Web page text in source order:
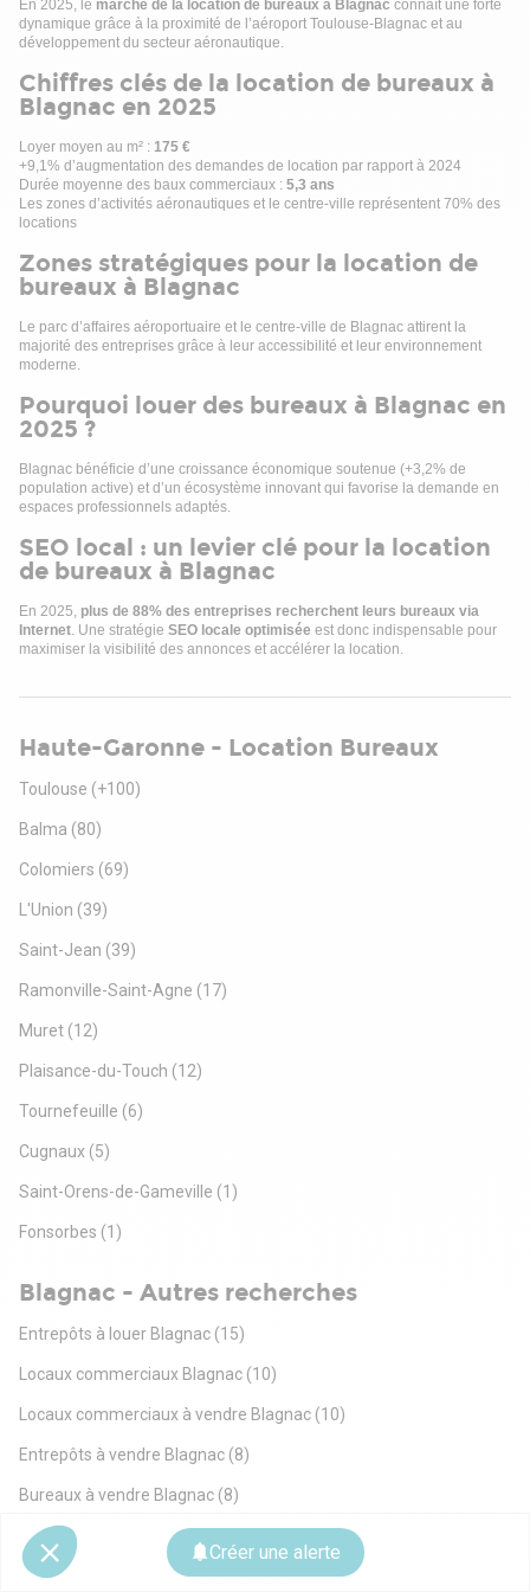
Créer une alerte
Les informations sur les risques auxquels ce bien est exposé
sont disponibles sur le site Géorisques : www. georisques.
En 2025, le marché de la location de bureaux à Blagnac connaît une forte
dynamique grâce à la proximité de l’aéroport Toulouse-Blagnac et au
développement du secteur aéronautique.
Chiffres clés de la location de bureaux à
Blagnac en 2025
Loyer moyen au m² : 175 €
+9,1% d’augmentation des demandes de location par rapport à 2024
Durée moyenne des baux commerciaux : 5,3 ans
Les zones d’activités aéronautiques et le centre-ville représentent 70% des
locations
Zones stratégiques pour la location de
bureaux à Blagnac
Le parc d’affaires aéroportuaire et le centre-ville de Blagnac attirent la
majorité des entreprises grâce à leur accessibilité et leur environnement
moderne.
Pourquoi louer des bureaux à Blagnac en
2025 ?
Blagnac bénéficie d’une croissance économique soutenue (+3,2% de
population active) et d’un écosystème innovant qui favorise la demande en
espaces professionnels adaptés.
SEO local : un levier clé pour la location
de bureaux à Blagnac
En 2025, plus de 88% des entreprises recherchent leurs bureaux via
Internet. Une stratégie SEO locale optimisée est donc indispensable pour
maximiser la visibilité des annonces et accélérer la location.
Haute-Garonne - Location Bureaux
Toulouse (+100)
Balma (80)
Colomiers (69)
L'Union (39)
Saint-Jean (39)
Ramonville-Saint-Agne (17)
Muret (12)
Plaisance-du-Touch (12)
Tournefeuille (6)
Cugnaux (5)
Saint-Orens-de-Gameville (1)
Fonsorbes (1)
Blagnac - Autres recherches
Entrepôts à louer Blagnac (15)
Locaux commerciaux Blagnac (10)
Locaux commerciaux à vendre Blagnac (10)
Entrepôts à vendre Blagnac (8)
Bureaux à vendre Blagnac (8)
Terrains à vendre Blagnac
Coworking Blagnac (1)